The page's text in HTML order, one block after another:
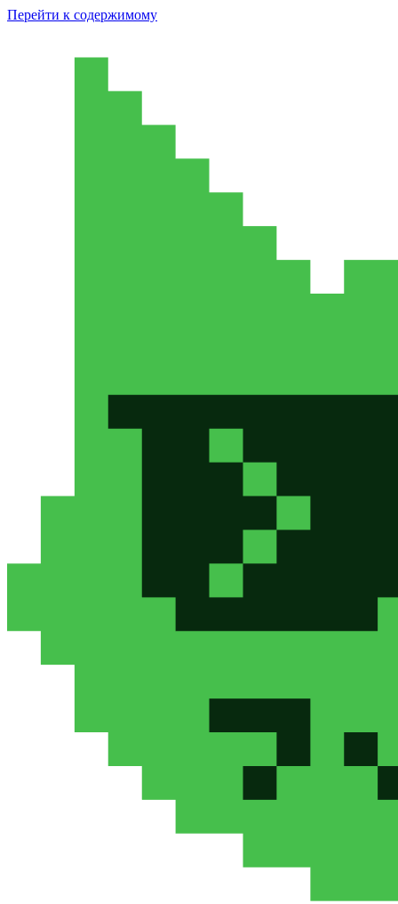
Перейти к содержимому